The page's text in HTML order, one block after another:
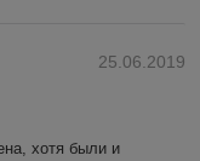
25.06.2019
хотя были и